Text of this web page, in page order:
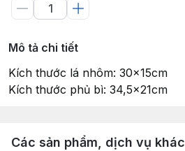
Mô tả chi tiết
Kích thước lá nhôm: 30x15cm
Kích thước phủ bì: 34,5x21cm
Các sản phẩm, dịch vụ khác